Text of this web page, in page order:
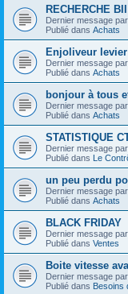
RECHERCHE
Dernier message par
Publié dans Achats
Enjoliveur
Dernier message par
Publié dans Achats
bonjour à tous
Dernier message par
Publié dans Achats
STATISTIQUE
Dernier message par
Publié dans Le
un peu perdu
Dernier message par
Publié dans Achats
BLACK FRIDAY
Dernier message par
Publié dans Ventes
Boite vitesse
Dernier message par
Publié dans Besoins